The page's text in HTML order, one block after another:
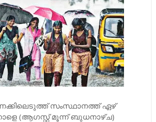
സംസ്ഥാനത്ത് ഏഴ്
(ആഗസ്റ്റ് മൂന്ന് ബുധനാഴ്ച)